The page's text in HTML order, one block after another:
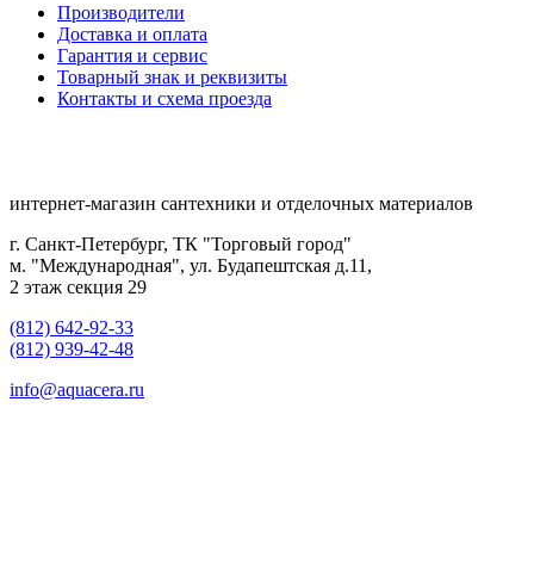
Производители
Доставка и оплата
Гарантия и сервис
Товарный знак и реквизиты
Контакты и схема проезда
интернет-магазин сантехники и отделочных материалов
г. Санкт-Петербург, ТК "Торговый город"
м. "Международная", ул. Будапештская д.11,
2 этаж секция 29
(812) 642-92-33
(812) 939-42-48
info@aquacera.ru